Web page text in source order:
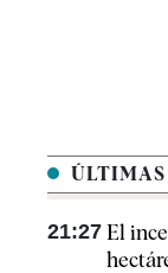
21:27 El